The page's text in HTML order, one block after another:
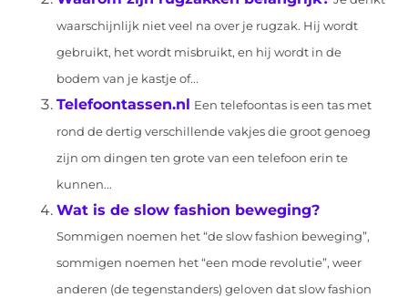
waarschijnlijk niet veel na over je rugzak. Hij wordt
gebruikt, het wordt misbruikt, en hij wordt in de
bodem van je kastje of...
Telefoontassen.nl Een telefoontas is een tas met
rond de dertig verschillende vakjes die groot genoeg
zijn om dingen ten grote van een telefoon erin te
kunnen...
Wat is de slow fashion beweging?
Sommigen noemen het “de slow fashion beweging”,
sommigen noemen het “een mode revolutie”, weer
anderen (de tegenstanders) geloven dat slow fashion